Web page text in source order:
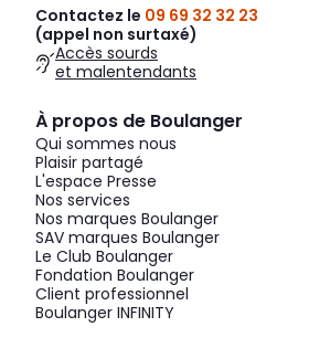
Contactez le 09 69 32 32 23
(appel non surtaxé)
Accès sourds
et malentendants
À propos de Boulanger
Qui sommes nous
Plaisir partagé
L'espace Presse
Nos services
Nos marques Boulanger
SAV marques Boulanger
Le Club Boulanger
Fondation Boulanger
Client professionnel
Boulanger INFINITY